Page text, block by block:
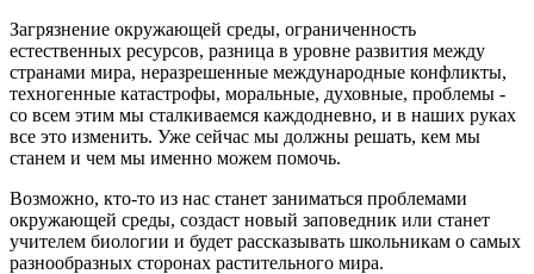
Загрязнение окружающей среды, ограниченность
естественных ресурсов, разница в уровне развития между
странами мира, неразрешенные международные конфликты,
техногенные катастрофы, моральные, духовные, проблемы -
со всем этим мы сталкиваемся каждодневно, и в наших руках
все это изменить. Уже сейчас мы должны решать, кем мы
станем и чем мы именно можем помочь.
Возможно, кто-то из нас станет заниматься проблемами
окружающей среды, создаст новый заповедник или станет
учителем биологии и будет рассказывать школьникам о самых
разнообразных сторонах растительного мира.